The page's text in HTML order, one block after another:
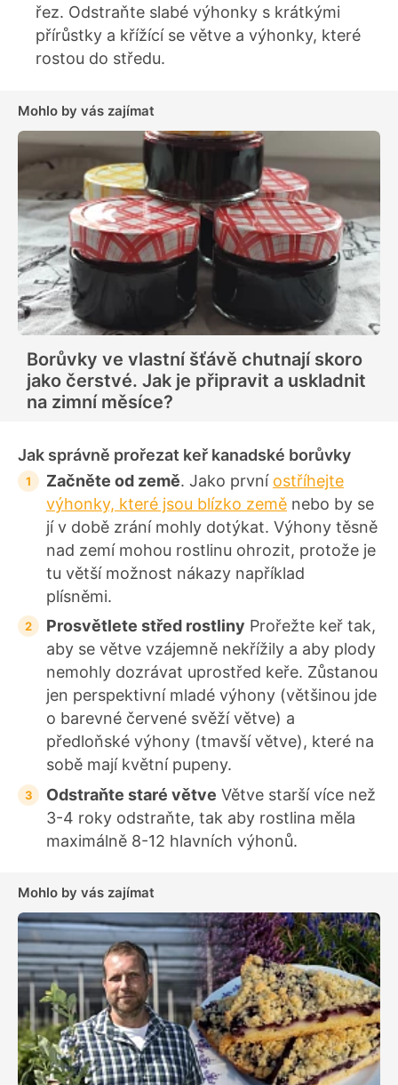
řez. Odstraňte slabé výhonky s krátkými
přírůstky a křížící se větve a výhonky, které
rostou do středu.
Mohlo by vás zajímat
Borůvky ve vlastní šťávě chutnají skoro
jako čerstvé. Jak je připravit a uskladnit
na zimní měsíce?
Jak správně prořezat keř kanadské borůvky
Začněte od země. Jako první ostříhejte
výhonky, které jsou blízko země nebo by se
jí v době zrání mohly dotýkat. Výhony těsně
nad zemí mohou rostlinu ohrozit, protože je
tu větší možnost nákazy například
plísněmi.
Prosvětlete střed rostliny Prořežte keř tak,
aby se větve vzájemně nekřížily a aby plody
nemohly dozrávat uprostřed keře. Zůstanou
jen perspektivní mladé výhony (většinou jde
o barevné červené svěží větve) a
předloňské výhony (tmavší větve), které na
sobě mají květní pupeny.
Odstraňte staré větve Větve starší více než
3-4 roky odstraňte, tak aby rostlina měla
maximálně 8-12 hlavních výhonů.
Mohlo by vás zajímat